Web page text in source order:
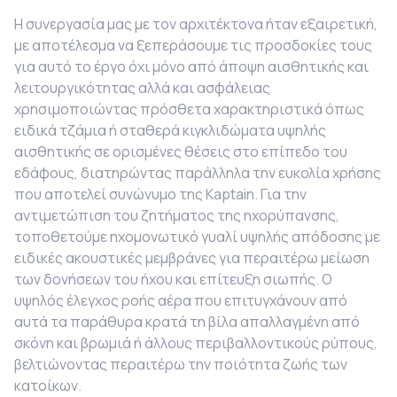
Η συνεργασία μας με τον αρχιτέκτονα ήταν εξαιρετική,
με αποτέλεσμα να ξεπεράσουμε τις προσδοκίες τους
για αυτό το έργο όχι μόνο από άποψη αισθητικής και
λειτουργικότητας αλλά και ασφάλειας
χρησιμοποιώντας πρόσθετα χαρακτηριστικά όπως
ειδικά τζάμια ή σταθερά κιγκλιδώματα υψηλής
αισθητικής σε ορισμένες θέσεις στο επίπεδο του
εδάφους, διατηρώντας παράλληλα την ευκολία χρήσης
που αποτελεί συνώνυμο τηςKaptain. Για την
αντιμετώπιση του ζητήματος της ηχορύπανσης,
τοποθετούμε ηχομονωτικό γυαλί υψηλής απόδοσης με
ειδικές ακουστικές μεμβράνες για περαιτέρω μείωση
των δονήσεων του ήχου και επίτευξη σιωπής. Ο
υψηλός έλεγχος ροής αέρα που επιτυγχάνουν από
αυτά τα παράθυρα κρατά τη βίλα απαλλαγμένη από
σκόνη και βρωμιά ή άλλους περιβαλλοντικούς ρύπους,
βελτιώνοντας περαιτέρω την ποιότητα ζωής των
κατοίκων.